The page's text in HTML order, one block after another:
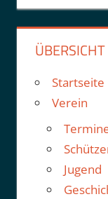
ÜBERSICHT
Startseite
Verein
Jugend